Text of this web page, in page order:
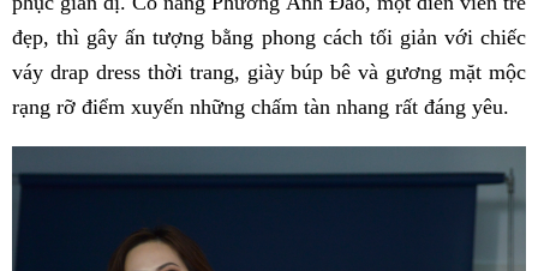
đẹp, thì gây ấn tượng bằng phong cách tối giản với chiếc
váy drap dress thời trang, giày búp bê và gương mặt mộc
rạng rỡ điểm xuyến những chấm tàn nhang rất đáng yêu.